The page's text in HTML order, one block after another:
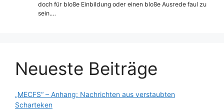
doch für bloße Einbildung oder einen bloße Ausrede faul zu
sein.…
Neueste Beiträge
„MECFS“ – Anhang: Nachrichten aus verstaubten
Scharteken